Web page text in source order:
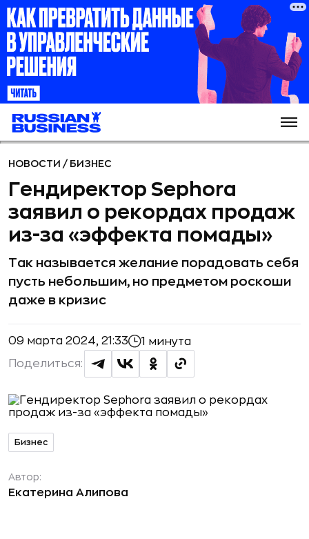
НОВОСТИ / БИЗНЕС
Гендиректор Sephora
заявил о рекордах продаж
из-за «эффекта помады»
Так называется желание порадовать себя
пусть небольшим, но предметом роскоши
даже в кризис
09 марта 2024, 21:33 1 минута
Поделиться:
Бизнес
Автор:
Екатерина Алипова